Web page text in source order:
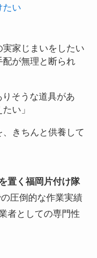
たい
家じまいをしたい
が無理と断られ
そうな道具があ
い」
きちんと供養して
置く福岡片付け隊
圧倒的な作業実績
者としての専門性